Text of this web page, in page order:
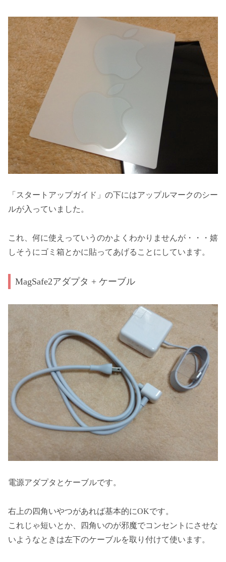
「スタートアップガイド」の下にはアップルマークのシー
ルが入っていました。
これ、何に使えっていうのかよくわかりませんが・・・嬉
しそうにゴミ箱とかに貼ってあげることにしています。
MagSafe2アダプタ + ケーブル
電源アダプタとケーブルです。
右上の四角いやつがあれば基本的にOKです。
これじゃ短いとか、四角いのが邪魔でコンセントにさせな
いようなときは左下のケーブルを取り付けて使います。